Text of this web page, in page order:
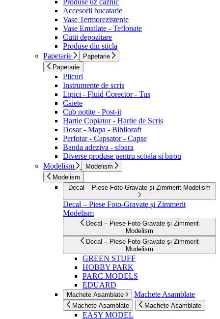
Produse uz caznic
Accesorii bucatarie
Vase Termorezistente
Vase Emailate - Teflonate
Cutii depozitare
Produse din sticla
Papetarie
Papetarie
Papetarie
Plicuri
Instrumente de scris
Lipici - Fluid Corector - Tus
Caiete
Cub notite - Post-it
Hartie Copiator - Hartie de Scris
Dosar - Mapa - Biblioraft
Perfotar - Capsator - Capse
Banda adeziva - sfoara
Diverse produse pentru scoala si birou
Modelism
Modelism
Modelism
Decal – Piese Foto-Gravate și Zimmerit Modelism
Decal – Piese Foto-Gravate și Zimmerit
Modelism
Decal – Piese Foto-Gravate și Zimmerit
Modelism
Decal – Piese Foto-Gravate și Zimmerit
Modelism
GREEN STUFF
HOBBY PARK
PARC MODELS
EDUARD
Machete Asamblate Machete Asamblate
Machete Asamblate Machete Asamblate
EASY MODEL